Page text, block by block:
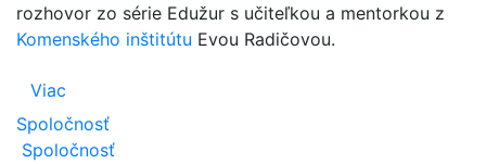
rozhovor zo série Edužur s učiteľkou a mentorkou z
Komenského inštitútu Evou Radičovou.
Viac
Spoločnosť
Spoločnosť